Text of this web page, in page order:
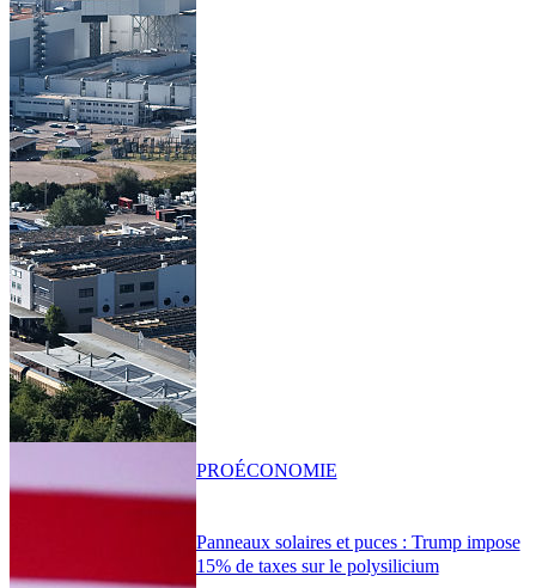
Panneaux solaires et puces : Trump impose
15% de taxes sur le polysilicium
PROÉCONOMIE